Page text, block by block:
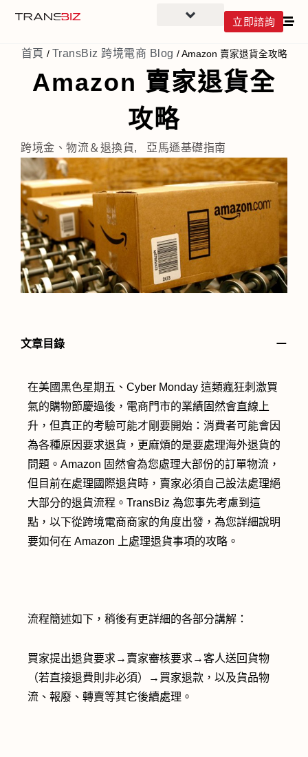
立即諮詢
首頁 / TransBiz 跨境電商 Blog / Amazon 賣家退貨全攻略
Amazon 賣家退貨全
攻略
跨境金、物流＆退換貨, 亞馬遜基礎指南
文章目錄 －
在美國黑色星期五、Cyber Monday 這類瘋狂刺激買
氣的購物節慶過後，電商門市的業績固然會直線上
升，但真正的考驗可能才剛要開始：消費者可能會因
為各種原因要求退貨，更麻煩的是要處理海外退貨的
問題。Amazon 固然會為您處理大部份的訂單物流，
但目前在處理國際退貨時，賣家必須自己設法處理絕
大部分的退貨流程。TransBiz 為您事先考慮到這
點，以下從跨境電商商家的角度出發，為您詳細說明
要如何在 Amazon 上處理退貨事項的攻略。
流程簡述如下，稍後有更詳細的各部分講解：
買家提出退貨要求→賣家審核要求→客人送回貨物
（若直接退費則非必須）→買家退款，以及貨品物
流、報廢、轉賣等其它後續處理。